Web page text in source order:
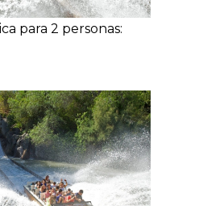
para 2 personas: